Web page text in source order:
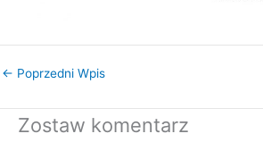
← Poprzedni Wpis
Zostaw komentarz